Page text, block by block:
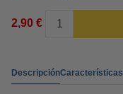
2,90 €
DescripciónCaracterísticas